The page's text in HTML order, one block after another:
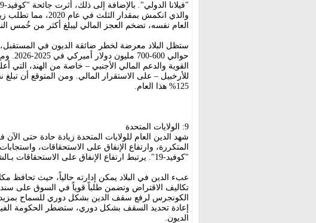
والذي انكمش بمقدار
العام نفسه، تضخم العجز المالي ليبلغ أكثر من خُمس
ستظل البلاد معرضة لخطر ضائقة الديون في
القوية والدعم المالي الأجنبي – خاصة من الهند، التي
للأرخبيل – على الاستقرار المالي. ومن المتوقع أن تبلغ
125% هذا العام.
9: الولايات المتحدة
شهد الدين العام للولايات المتحدة زيادة حادة حتى
المتكررة، وارتفاع الإنفاق على الاستحقاقات،
"كوفيد-19". يرتبط ارتفاع الإنفاق على الاستحقاقات بـالشيخوخة السكانية وارتفاع تكاليف الرعاية الصحية.
عبء الدين في البلاد يمكن إدارته حالياً، حيث تحافظ
تكاليف الاقتراض وتضمن طلباً قوياً في السوق على
الكونجرس لرفع سقف الدين بشكل دوري للسماح
إعادة تحديد السقف بشكل دوري، ستضطر الحكومة
الديون.